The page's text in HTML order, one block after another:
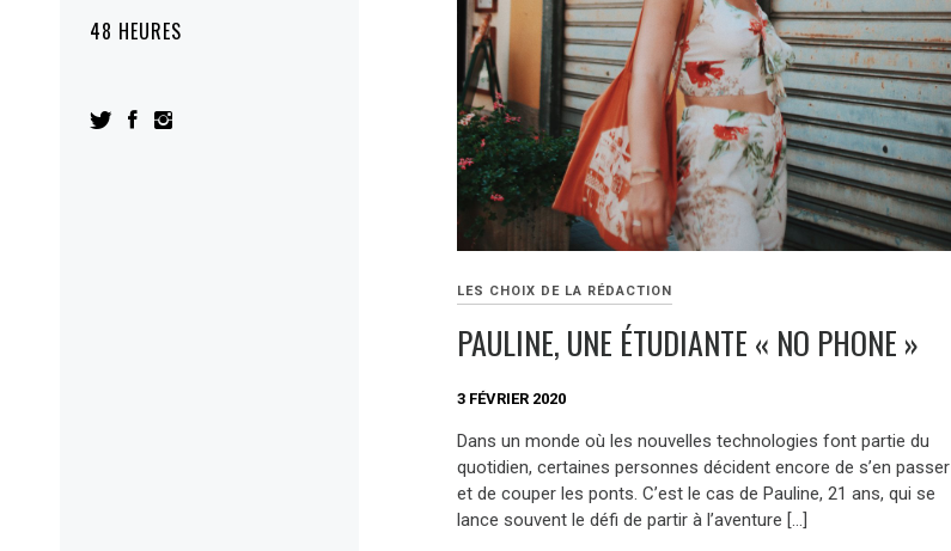
48 HEURES
LES CHOIX DE LA RÉDACTION
PAULINE, UNE ÉTUDIANTE « NO PHONE »
3 FÉVRIER 2020
Dans un monde où les nouvelles technologies font partie du
quotidien, certaines personnes décident encore de s’en passer
et de couper les ponts. C’est le cas de Pauline, 21 ans, qui se
lance souvent le défi de partir à l’aventure […]